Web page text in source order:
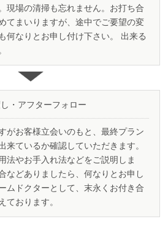
現場の清掃も忘れません。お打ち合
てまいりますが、 途中でご要望の変
何なりとお申し付け下さい。 出来る
・ アフターフォロー
がお客様立会いのもと、最終プラン
来ているか確認していただきます。
法やお手入れ法などをご説明しま
などありましたら、何なりとお申し
ムドクターとして、末永くお付き合
ております。